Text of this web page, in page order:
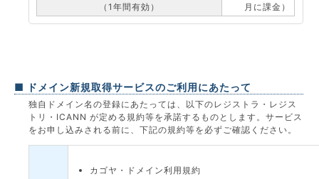
（1年間有効）
月に課金）
■ ドメイン新規取得サービスのご利用にあたって
独自ドメイン名の登録にあたっては、以下のレジストラ・レジス
トリ・ICANN が定める規約等を承諾するものとします。サービス
をお申し込みされる前に、下記の規約等を必ずご確認ください。
カゴヤ・ドメイン利用規約